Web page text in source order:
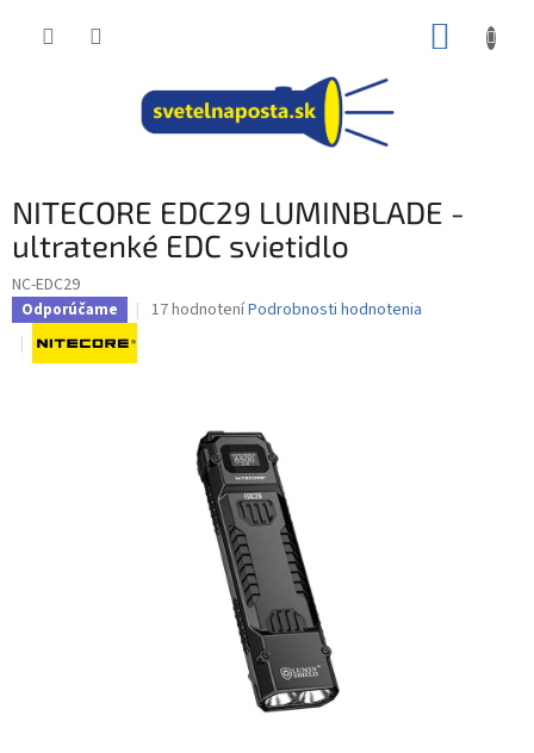
NITECORE EDC29 LUMINBLADE -
ultratenké EDC svietidlo
NC-EDC29
Odporúčame
Priemerné
hviezdičiek.
17 hodnoteníPodrobnosti hodnotenia